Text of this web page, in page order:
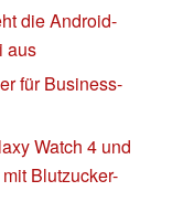
die Android-
aus
für Business-
Watch 4 und
Blutzucker-